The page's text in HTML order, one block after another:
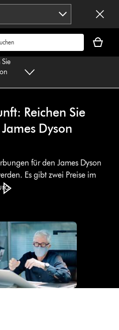
ist
Reichen Sie
Dyson
für den James Dyson
Es gibt zwei Preise im